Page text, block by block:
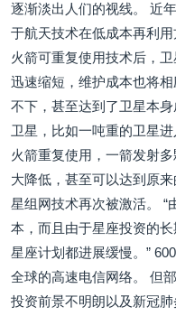
逐渐淡出人们的视线。 近
于航天技术在低成本再利
火箭可重复使用技术后，
迅速缩短，维护成本也将
不下，甚至达到了卫星本
卫星，比如一吨重的卫星
火箭重复使用，一箭发射
大降低，甚至可以达到原
星组网技术再次被激活。 “
本，而且由于星座投资的
星座计划都进展缓慢。”
全球的高速电信网络。 但
投资前景不明朗以及新冠